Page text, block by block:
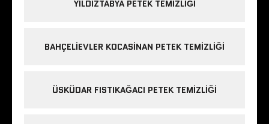
YILDIZTABYA PETEK TEMIZLIĞI
BAHÇELIEVLER KOCASINAN PETEK TEMIZLIĞI
ÜSKÜDAR FISTIKAĞACI PETEK TEMIZLIĞI